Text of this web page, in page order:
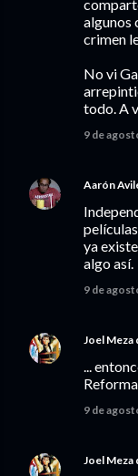
algunos
crimen
No vi
todo. A
9 de
Aarón
ya
algo así.
9 de
Joel Meza
...
Reforma...
9 de
Joel Meza